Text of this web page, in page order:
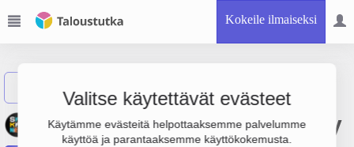
Kokeile ilmaiseksi
Valitse käytettävät evästeet
Käytämme evästeitä helpottaaksemme palvelumme
käyttöä ja parantaaksemme käyttökokemusta.
Tampereen Särkänniemi Oy